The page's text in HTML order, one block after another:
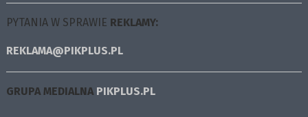
PYTANIA W SPRAWIE REKLAMY:
REKLAMA@PIKPLUS.PL
GRUPA MEDIALNA PIKPLUS.PL